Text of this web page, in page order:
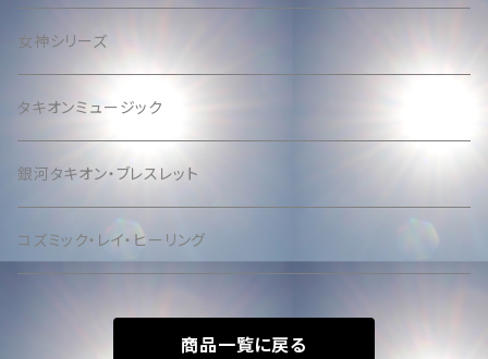
女神シリーズ
タキオンミュージック
銀河タキオン・ブレスレット
コズミック・レイ・ヒーリング
商品一覧に戻る